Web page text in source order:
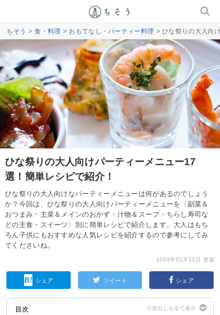
ちそう >食・料理 > おもてなし・パーティー料理 > ひな祭りの大人向
ひな祭りの大人向けパーティーメニュー17
選！簡単レシピで紹介！
ひな祭りの大人向けなパーティーメニューは何があるのでしょう
か？今回は、ひな祭りの大人向けパーティーメニューを〈副菜＆
おつまみ・主菜＆メインのおかず・汁物＆スープ・ちらし寿司な
どの主食・スイーツ〉別に簡単レシピで紹介します。大人はもち
ろん子供にもおすすめな人気レシピを紹介するので参考にしてみ
てくださいね。
2024年03月15日 更新
シェア ツイート シェア
目次